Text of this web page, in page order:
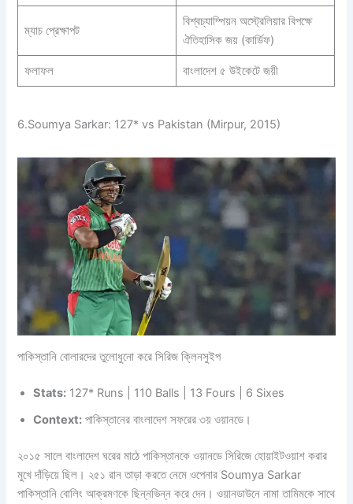
ম্যাচ প্রেক্ষাপট
বিশ্বচ্যাম্পিয়ন অস্ট্রেলিয়ার বিপক্ষে
ঐতিহাসিক জয় (কার্ডিফ)
ফলাফল বাংলাদেশ ৫ উইকেটে জয়ী
6.Soumya Sarkar: 127* vs Pakistan (Mirpur, 2015)
পাকিস্তানি বোলারদের তুলোধুনো করে সিরিজ ক্লিনসুইপ
Stats: 127* Runs | 110 Balls | 13 Fours | 6 Sixes
Context: পাকিস্তানের বাংলাদেশ সফরের ৩য় ওয়ানডে।
২০১৫ সালে বাংলাদেশ ঘরের মাঠে পাকিস্তানকে ওয়ানডে সিরিজে হোয়াইটওয়াশ করার
মুখে দাঁড়িয়ে ছিল। ২৫১ রান তাড়া করতে নেমে ওপেনার Soumya Sarkar
পাকিস্তানি বোলিং আক্রমণকে ছিন্নভিন্ন করে দেন। ওয়ানডাউনে নামা তামিমকে সাথে